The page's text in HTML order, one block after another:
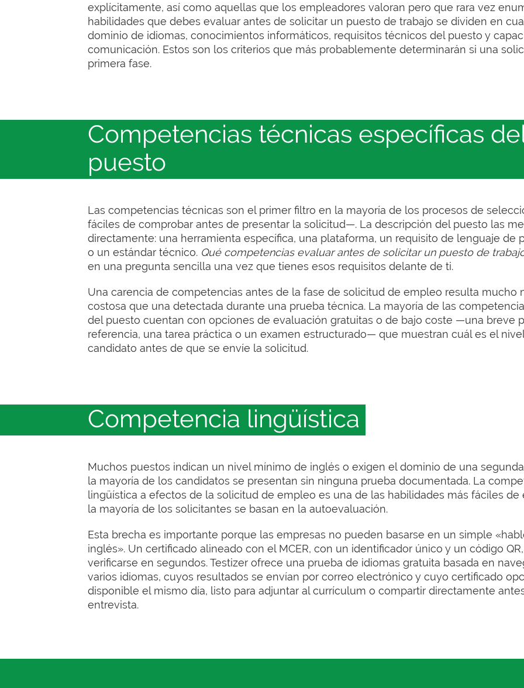
explícitamente, así como aquellas que los empleadores valoran pero que rara vez
habilidades que debes evaluar antes de solicitar un puesto de trabajo se dividen en
dominio de idiomas, conocimientos informáticos, requisitos técnicos del puesto y
comunicación. Estos son los criterios que más probablemente determinarán si una
primera fase.
Competencias técnicas específicas
puesto
Las competencias técnicas son el primer filtro en la mayoría de los procesos de
fáciles de comprobar antes de presentar la solicitud—. La descripción del puesto las
directamente: una herramienta específica, una plataforma, un requisito de lenguaje de
o un estándar técnico. Qué competencias evaluar antes de solicitar un puesto de
en una pregunta sencilla una vez que tienes esos requisitos delante de ti.
Una carencia de competencias antes de la fase de solicitud de empleo resulta mucho
costosa que una detectada durante una prueba técnica. La mayoría de las
del puesto cuentan con opciones de evaluación gratuitas o de bajo coste —una breve
referencia, una tarea práctica o un examen estructurado— que muestran cuál es el
candidato antes de que se envíe la solicitud.
Competencia lingüística
Muchos puestos indican un nivel mínimo de inglés o exigen el dominio de una
la mayoría de los candidatos se presentan sin ninguna prueba documentada. La
lingüística a efectos de la solicitud de empleo es una de las habilidades más fáciles de
la mayoría de los solicitantes se basan en la autoevaluación.
Esta brecha es importante porque las empresas no pueden basarse en un simple
inglés». Un certificado alineado con el MCER, con un identificador único y un código
verificarse en segundos. Testizer ofrece una prueba de idiomas gratuita basada en
varios idiomas, cuyos resultados se envían por correo electrónico y cuyo certificado
disponible el mismo día, listo para adjuntar al currículum o compartir directamente
entrevista.